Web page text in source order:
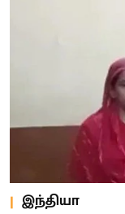
இந்தியா